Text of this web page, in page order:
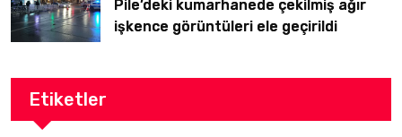
Pile’deki kumarhanede çekilmiş ağır
işkence görüntüleri ele geçirildi
Etiketler